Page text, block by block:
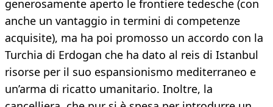
generosamente aperto le frontiere tedesche (con
anche un vantaggio in termini di competenze
acquisite), ma ha poi promosso un accordo con la
Turchia di Erdogan che ha dato al reis di Istanbul
risorse per il suo espansionismo mediterraneo e
un’arma di ricatto umanitario. Inoltre, la